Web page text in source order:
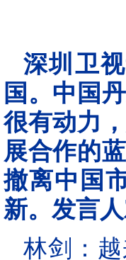
深圳卫
国。中国
很有动力
展合作的
撤离中国
新。发言
林剑：